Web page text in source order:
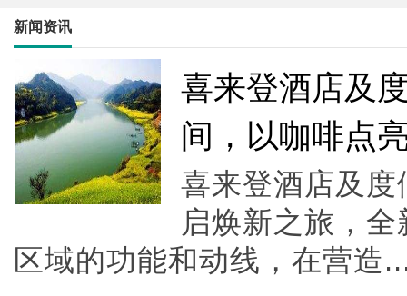
›
新闻资讯
喜来登酒店及
间，以咖啡点
喜来登酒店及
启焕新之旅，
区域的功能和动线，在营造